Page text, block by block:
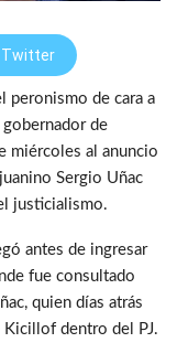
Twitter
Telegram
peronismo de cara a
de
miércoles al anuncio
Sergio Uñac
justicialismo.
antes de ingresar
fue consultado
quien días atrás
Kicillof dentro del PJ.